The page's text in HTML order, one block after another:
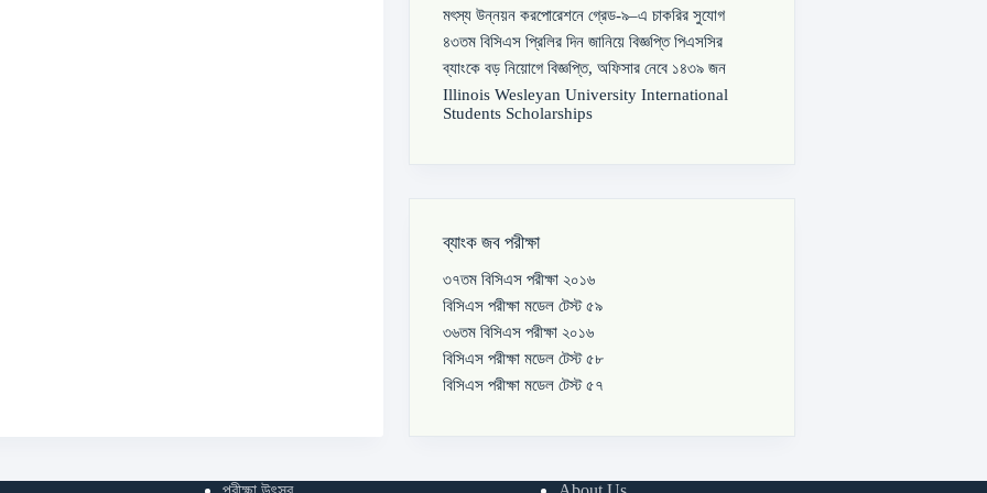
মৎস্য উন্নয়ন করপোরেশনে গ্রেড-৯–এ চাকরির সুযোগ
৪৩তম বিসিএস প্রিলির দিন জানিয়ে বিজ্ঞপ্তি পিএসসির
ব্যাংকে বড় নিয়োগে বিজ্ঞপ্তি, অফিসার নেবে ১৪৩৯ জন
Illinois Wesleyan University International
Students Scholarships
ব্যাংক জব পরীক্ষা
৩৭তম বিসিএস পরীক্ষা ২০১৬
বিসিএস পরীক্ষা মডেল টেস্ট ৫৯
৩৬তম বিসিএস পরীক্ষা ২০১৬
বিসিএস পরীক্ষা মডেল টেস্ট ৫৮
বিসিএস পরীক্ষা মডেল টেস্ট ৫৭